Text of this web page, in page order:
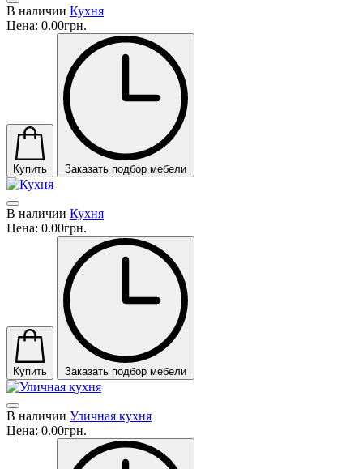
В наличии Кухня
Цена: 0.00грн.
Купить Заказать подбор мебели
В наличии Кухня
Цена: 0.00грн.
Купить Заказать подбор мебели
В наличии Уличная кухня
Цена: 0.00грн.